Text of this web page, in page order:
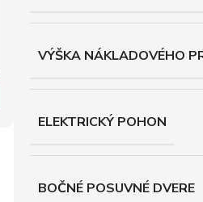
VÝŠKA NÁKLADOVÉHO
ELEKTRICKÝ POHON
BOČNÉ POSUVNÉ DVERE